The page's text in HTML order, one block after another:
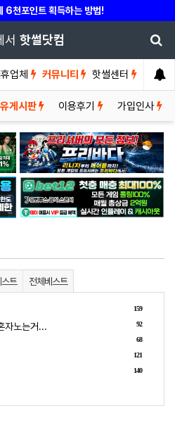
6천포인트 획득하는 방법!
서 핫썰닷컴
업체 커뮤니티 핫썰센터
게시판 이용후기 가입인사
트 전체베스트
159
92
자노는거...
68
121
140